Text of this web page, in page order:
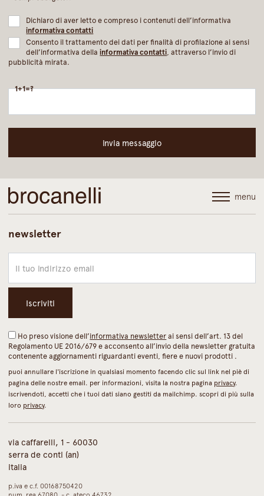
Dichiaro di aver letto e compreso i contenuti dell’informativa
informativa contatti
Consento il trattamento dei dati per finalità di profilazione ai sensi
dell’informativa dellainformativa contatti, attraverso l’invio di
pubblicità mirata.
1+1=?
menu
newsletter
Ho preso visione dell’informativa newsletter ai sensi dell’art. 13 del
Regolamento UE 2016/679 e acconsento all’invio della newsletter gratuita
contenente aggiornamenti riguardanti eventi, fiere e nuovi prodotti .
puoi annullare l'iscrizione in qualsiasi momento facendo clic sul link nel piè di
pagina delle nostre email. per informazioni, visita la nostra pagina privacy.
iscrivendoti, accetti che i tuoi dati siano gestiti da mailchimp. scopri di più sulla
loro privacy.
via caffarelli, 1 - 60030
serra de conti (an)
italia
p.iva e c.f. 00168750420